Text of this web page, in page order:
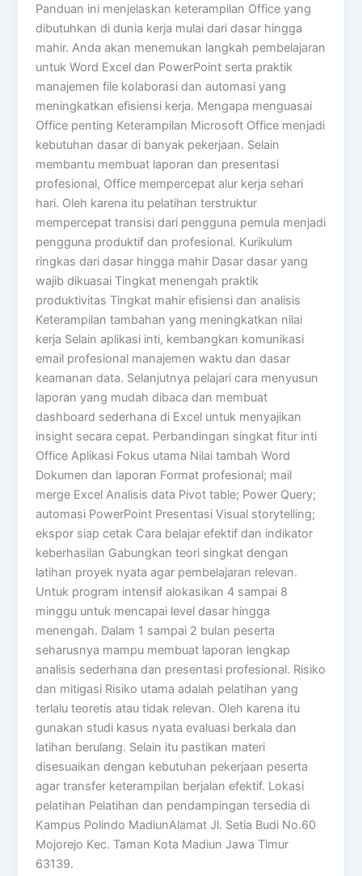
Panduan ini menjelaskan keterampilan Office yang
dibutuhkan di dunia kerja mulai dari dasar hingga
mahir. Anda akan menemukan langkah pembelajaran
untuk Word Excel dan PowerPoint serta praktik
manajemen file kolaborasi dan automasi yang
meningkatkan efisiensi kerja. Mengapa menguasai
Office penting Keterampilan Microsoft Office menjadi
kebutuhan dasar di banyak pekerjaan. Selain
membantu membuat laporan dan presentasi
profesional, Office mempercepat alur kerja sehari
hari. Oleh karena itu pelatihan terstruktur
mempercepat transisi dari pengguna pemula menjadi
pengguna produktif dan profesional. Kurikulum
ringkas dari dasar hingga mahir Dasar dasar yang
wajib dikuasai Tingkat menengah praktik
produktivitas Tingkat mahir efisiensi dan analisis
Keterampilan tambahan yang meningkatkan nilai
kerja Selain aplikasi inti, kembangkan komunikasi
email profesional manajemen waktu dan dasar
keamanan data. Selanjutnya pelajari cara menyusun
laporan yang mudah dibaca dan membuat
dashboard sederhana di Excel untuk menyajikan
insight secara cepat. Perbandingan singkat fitur inti
Office Aplikasi Fokus utama Nilai tambah Word
Dokumen dan laporan Format profesional; mail
merge Excel Analisis data Pivot table; Power Query;
automasi PowerPoint Presentasi Visual storytelling;
ekspor siap cetak Cara belajar efektif dan indikator
keberhasilan Gabungkan teori singkat dengan
latihan proyek nyata agar pembelajaran relevan.
Untuk program intensif alokasikan 4 sampai 8
minggu untuk mencapai level dasar hingga
menengah. Dalam 1 sampai 2 bulan peserta
seharusnya mampu membuat laporan lengkap
analisis sederhana dan presentasi profesional. Risiko
dan mitigasi Risiko utama adalah pelatihan yang
terlalu teoretis atau tidak relevan. Oleh karena itu
gunakan studi kasus nyata evaluasi berkala dan
latihan berulang. Selain itu pastikan materi
disesuaikan dengan kebutuhan pekerjaan peserta
agar transfer keterampilan berjalan efektif. Lokasi
pelatihan Pelatihan dan pendampingan tersedia di
Kampus Polindo MadiunAlamat Jl. Setia Budi No.60
Mojorejo Kec. Taman Kota Madiun Jawa Timur
63139.